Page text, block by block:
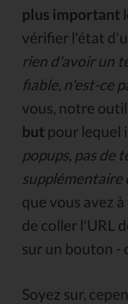
plus important
vérifier l'état
rien d'avoir un
fiable, n'est-ce
vous, notre
but pour lequel
popups, pas de
supplémentaire
que vous avez
de coller l'URL
sur un bouton -
Soyez sur,